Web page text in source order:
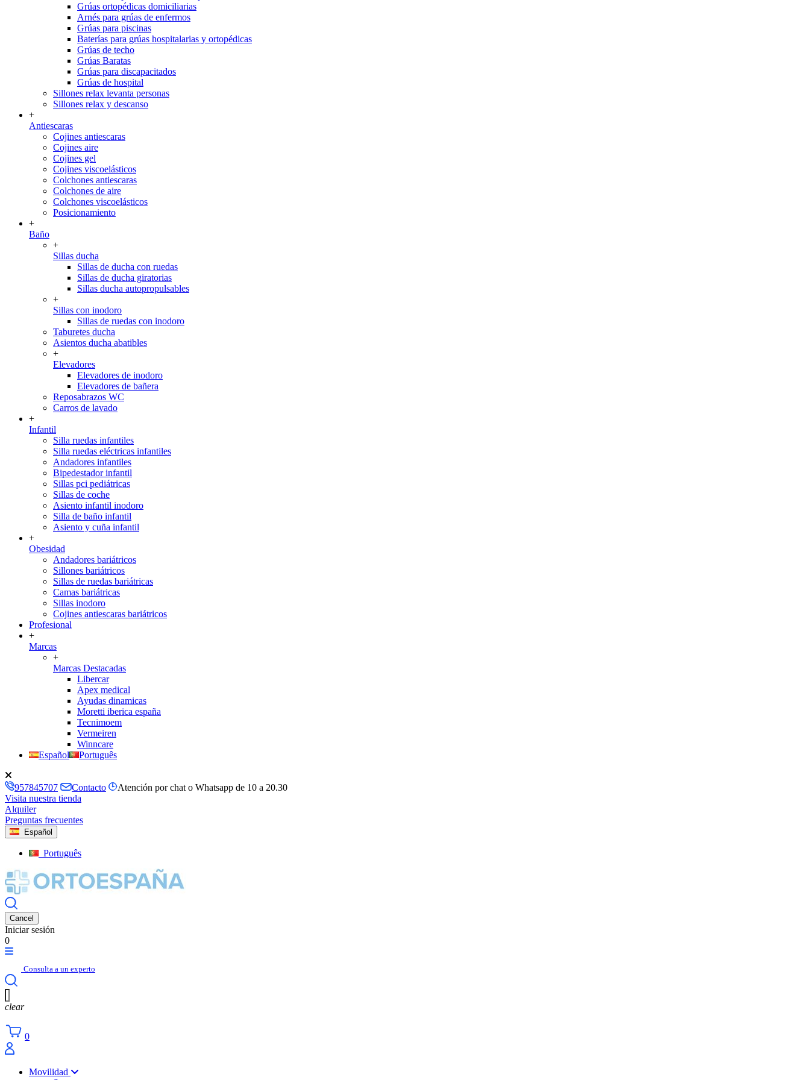
Grúas ortopédicas domiciliarias
Arnés para grúas de enfermos
Grúas para piscinas
Baterías para grúas hospitalarias y ortopédicas
Grúas de techo
Grúas Baratas
Grúas para discapacitados
Grúas de hospital
Sillones relax levanta personas
Sillones relax y descanso
+
Antiescaras
Cojines antiescaras
Cojines aire
Cojines gel
Cojines viscoelásticos
Colchones antiescaras
Colchones de aire
Colchones viscoelásticos
Posicionamiento
+
Baño
+
Sillas ducha
Sillas de ducha con ruedas
Sillas de ducha giratorias
Sillas ducha autopropulsables
+
Sillas con inodoro
Sillas de ruedas con inodoro
Taburetes ducha
Asientos ducha abatibles
+
Elevadores
Elevadores de inodoro
Elevadores de bañera
Reposabrazos WC
Carros de lavado
+
Infantil
Silla ruedas infantiles
Silla ruedas eléctricas infantiles
Andadores infantiles
Bipedestador infantil
Sillas pci pediátricas
Sillas de coche
Asiento infantil inodoro
Silla de baño infantil
Asiento y cuña infantil
+
Obesidad
Andadores bariátricos
Sillones bariátricos
Sillas de ruedas bariátricas
Camas bariátricas
Sillas inodoro
Cojines antiescaras bariátricos
Profesional
+
Marcas
+
Marcas Destacadas
Libercar
Apex medical
Ayudas dinamicas
Moretti iberica españa
Tecnimoem
Vermeiren
Winncare
Español
Português
957845707 Contacto
Atención por chat o Whatsapp de 10 a 20.30
Visita nuestra tienda
Alquiler
Preguntas frecuentes
Español
Português
Cancel
Iniciar sesión
0
Consulta a un experto
clear
0
Movilidad